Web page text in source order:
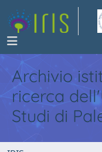
Archivio
ricerca
Studi di